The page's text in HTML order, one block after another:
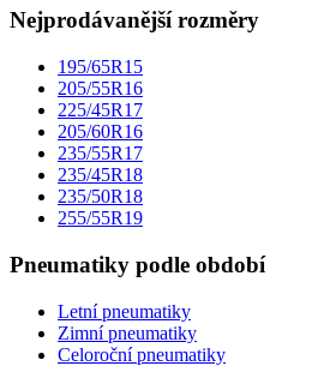
Nejprodávanější rozměry
195/65R15
205/55R16
225/45R17
205/60R16
235/55R17
235/45R18
235/50R18
255/55R19
Pneumatiky podle období
Letní pneumatiky
Zimní pneumatiky
Celoroční pneumatiky